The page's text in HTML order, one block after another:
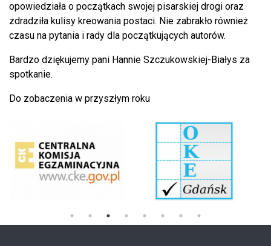
opowiedziała o początkach swojej pisarskiej drogi oraz
zdradziła kulisy kreowania postaci. Nie zabrakło również
czasu na pytania i rady dla początkujących autorów.
Bardzo dziękujemy pani Hannie Szczukowskiej-Białys za
spotkanie.
Do zobaczenia w przyszłym roku